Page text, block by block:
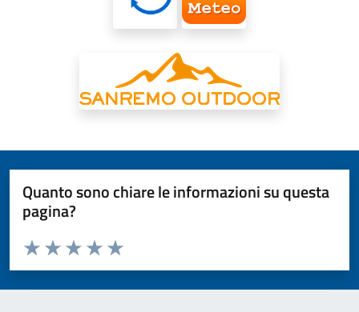
Quanto sono chiare le informazioni su questa
pagina?
Valuta da 1 a 5 stelle la pagina
Valuta 5 stelle su 5
Valuta 4 stelle su 5
Valuta 3 stelle su 5
Valuta 2 stelle su 5
Valuta 1 stelle su 5